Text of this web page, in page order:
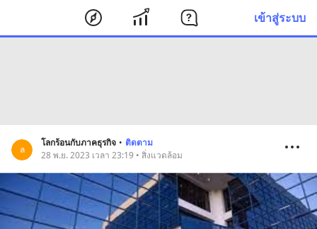
เข้าสู่ระบบ
ล
โลกร้อนกับภาคธุรกิจ • ติดตาม
28 พ.ย. 2023 เวลา 23:19 • สิ่งแวดล้อม